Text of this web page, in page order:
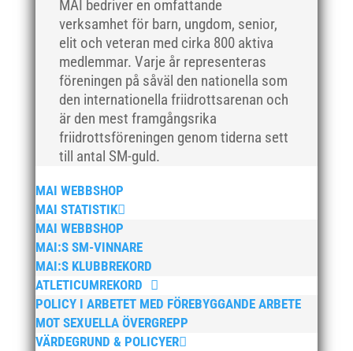
MAI bedriver en omfattande
verksamhet för barn, ungdom, senior,
elit och veteran med cirka 800 aktiva
medlemmar. Varje år representeras
föreningen på såväl den nationella som
den internationella friidrottsarenan och
är den mest framgångsrika
friidrottsföreningen genom tiderna sett
till antal SM-guld.
MAI WEBBSHOP
MAI STATISTIK
MAI WEBBSHOP
MAI:S SM-VINNARE
MAI:S KLUBBREKORD
ATLETICUMREKORD
POLICY I ARBETET MED FÖREBYGGANDE ARBETE
MOT SEXUELLA ÖVERGREPP
VÄRDEGRUND & POLICYER
september 2021
juni 2021
maj 2021
april 2021
mars 2021
februari 2021
december 2020
oktober 2020
september 2020
augusti 2020
juni 2020
april 2020
mars 2020
februari 2020